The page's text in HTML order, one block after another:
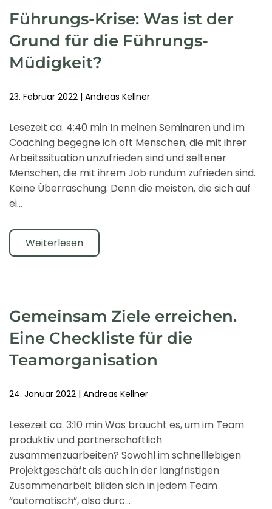
Führungs-Krise: Was ist der
Grund für die Führungs-
Müdigkeit?
23. Februar 2022 | Andreas Kellner
Lesezeit ca. 4:40 min In meinen Seminaren und im
Coaching begegne ich oft Menschen, die mit ihrer
Arbeitssituation unzufrieden sind und seltener
Menschen, die mit ihrem Job rundum zufrieden sind.
Keine Überraschung. Denn die meisten, die sich auf
ei…
Weiterlesen
Gemeinsam Ziele erreichen.
Eine Checkliste für die
Teamorganisation
24. Januar 2022 | Andreas Kellner
Lesezeit ca. 3:10 min Was braucht es, um im Team
produktiv und partnerschaftlich
zusammenzuarbeiten? Sowohl im schnelllebigen
Projektgeschäft als auch in der langfristigen
Zusammenarbeit bilden sich in jedem Team
“automatisch”, also durc…